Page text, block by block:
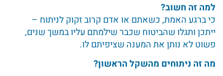
למה זה חשוב?
כי ברגע האמת, כשאתם או אדם קרוב זקוק לניתוח –
ייתכן ותגלו שהביטוח שכבר שילמתם עליו במשך שנים,
פשוט לא נותן את המענה שציפיתם לו.
מה זה ניתוחים מהשקל הראשון?